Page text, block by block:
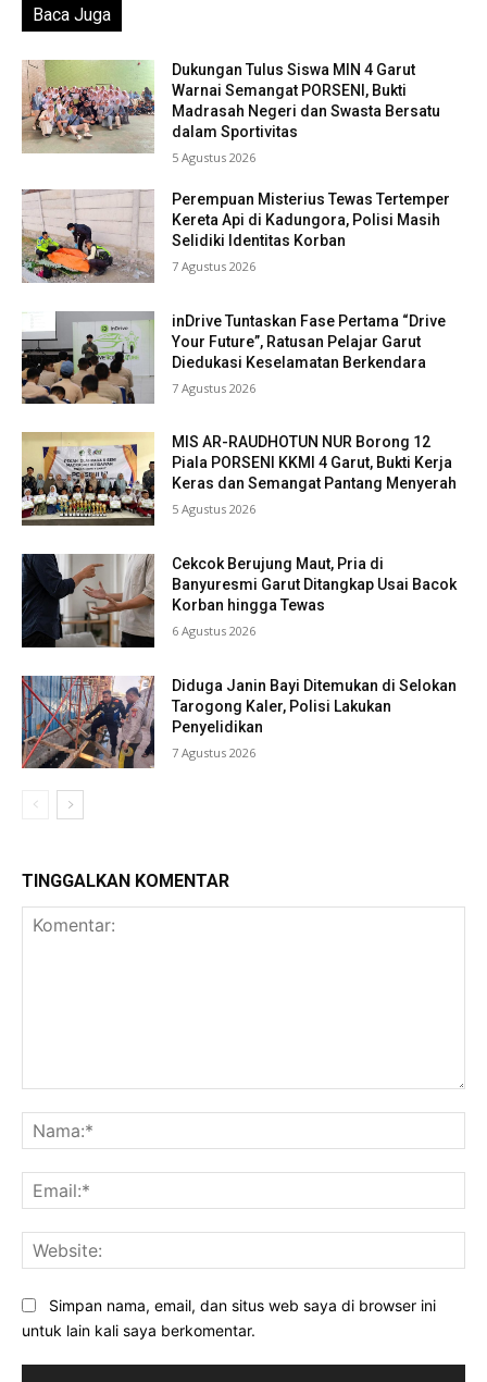
Baca Juga
Dukungan Tulus Siswa MIN 4 Garut
Warnai Semangat PORSENI, Bukti
Madrasah Negeri dan Swasta Bersatu
dalam Sportivitas
5 Agustus 2026
Perempuan Misterius Tewas Tertemper
Kereta Api di Kadungora, Polisi Masih
Selidiki Identitas Korban
7 Agustus 2026
inDrive Tuntaskan Fase Pertama “Drive
Your Future”, Ratusan Pelajar Garut
Diedukasi Keselamatan Berkendara
7 Agustus 2026
MIS AR-RAUDHOTUN NUR Borong 12
Piala PORSENI KKMI 4 Garut, Bukti Kerja
Keras dan Semangat Pantang Menyerah
5 Agustus 2026
Cekcok Berujung Maut, Pria di
Banyuresmi Garut Ditangkap Usai Bacok
Korban hingga Tewas
6 Agustus 2026
Diduga Janin Bayi Ditemukan di Selokan
Tarogong Kaler, Polisi Lakukan
Penyelidikan
7 Agustus 2026
TINGGALKAN KOMENTAR
Simpan nama, email, dan situs web saya di browser ini
untuk lain kali saya berkomentar.